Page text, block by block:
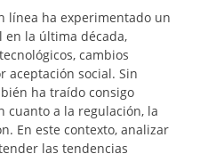
línea ha experimentado un
en la última década,
cambios
aceptación social. Sin
ha traído consigo
cuanto a la regulación, la
En este contexto, analizar
las tendencias